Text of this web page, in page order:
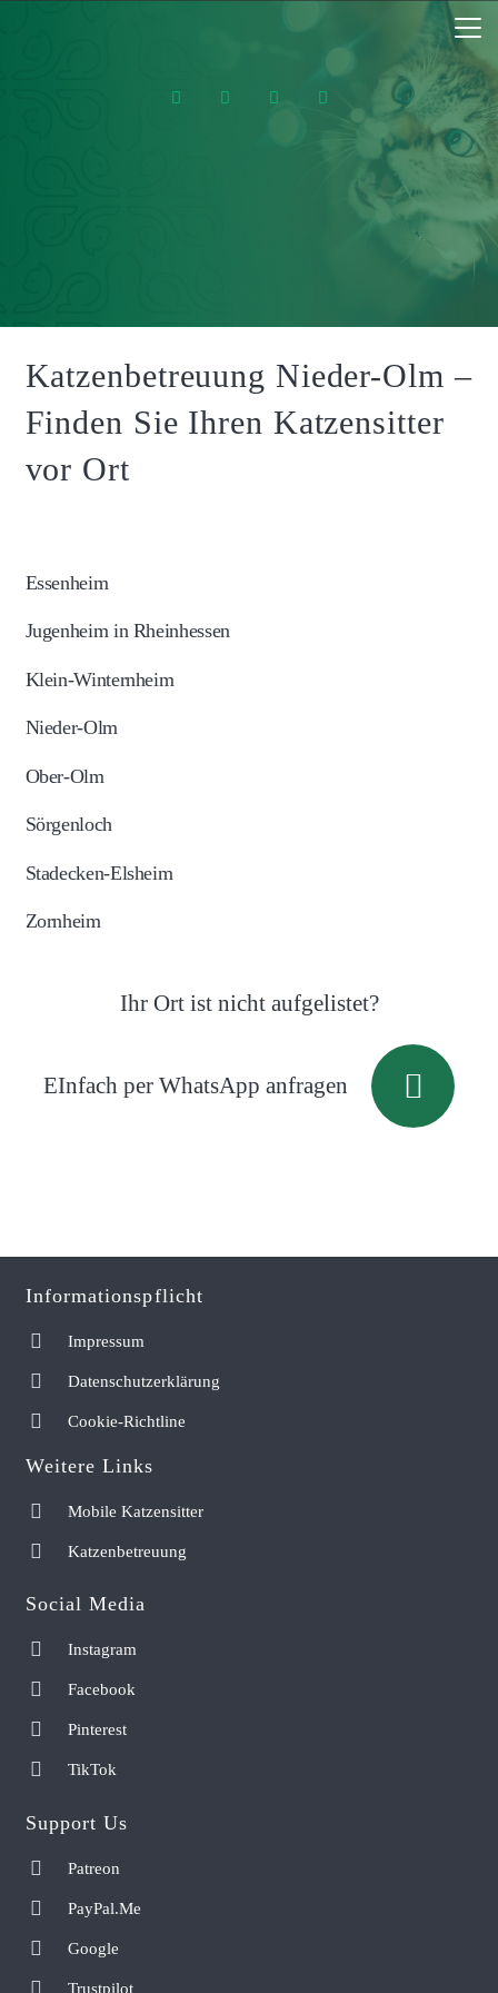
Katzenbetreuung Nieder-Olm –
Finden Sie Ihren Katzensitter
vor Ort
Essenheim
Jugenheim in Rheinhessen
Klein-Winternheim
Nieder-Olm
Ober-Olm
Sörgenloch
Stadecken-Elsheim
Zornheim
Ihr Ort ist nicht aufgelistet?
EInfach per WhatsApp anfragen
Informationspflicht
Impressum
Datenschutzerklärung
Cookie-Richtline
Weitere Links
Mobile Katzensitter
Katzenbetreuung
Social Media
Instagram
Facebook
Pinterest
TikTok
Support Us
Patreon
PayPal.Me
Google
Trustpilot